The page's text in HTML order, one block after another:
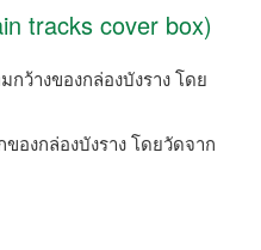
tracks cover box)
กว้างของกล่องบังราง โดย
องกล่องบังราง โดยวัดจาก